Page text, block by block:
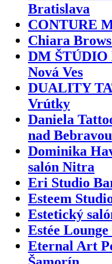
Bratislava
CONTURE
Chiara
DM ŠTÚDIO
Nová Ves
DUALITY
Vrútky
Daniela
nad Bebravou
Dominika
salón Nitra
Eri Studio
Esteem
Estetický
Estée
Eternal Art